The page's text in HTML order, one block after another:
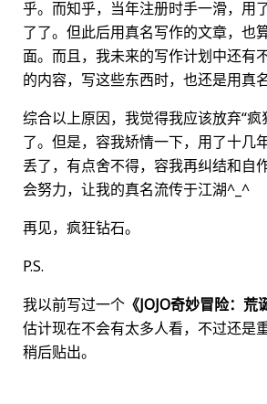
乎。而知乎，当年注册时手一滑，用
了了。但此后用真名写作的文章，也
面。而且，我未来的写作计划中还有
的内容，写这些东西时，也还是用真
综合以上原因，我觉得我应该放弃“疯
了。但是，容我矫情一下，用了十几
丢了，有点舍不得，容我再纠结和自
会努力，让我的真名流传于江湖^_^
再见，疯狂钻石。
P.S.
我以前写过一个 《JOJO奇妙冒险：荒
估计现在不会有太多人看，不过还是
稍后贴出。